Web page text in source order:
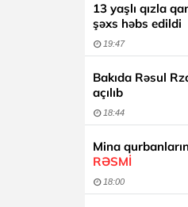
13 yaşlı qızla
şəxs həbs edildi
19:47
Bakıda Rəsul
açılıb
18:44
Mina
RƏSMİ
18:00